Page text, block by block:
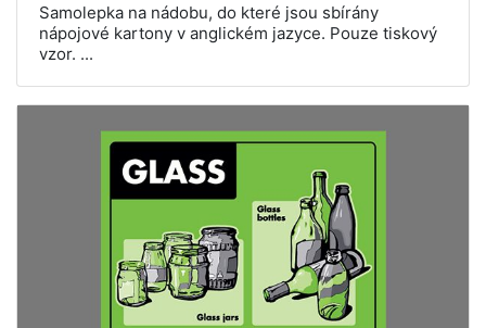
Samolepka na nádobu, do které jsou sbírány
nápojové kartony v anglickém jazyce. Pouze tiskový
vzor. ...